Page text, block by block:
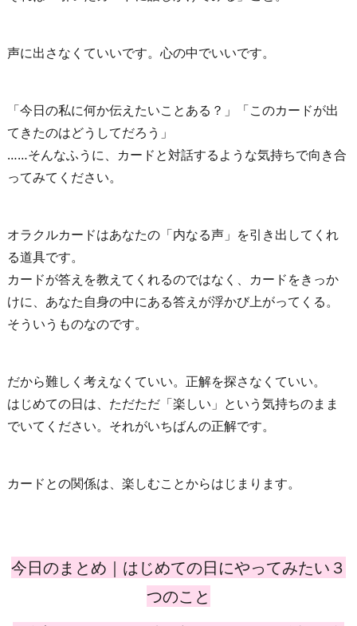
声に出さなくていいです。心の中でいいです。
「今日の私に何か伝えたいことある？」「このカードが出
てきたのはどうしてだろう」
……そんなふうに、カードと対話するような気持ちで向き合
ってみてください。
オラクルカードはあなたの「内なる声」を引き出してくれ
る道具です。
カードが答えを教えてくれるのではなく、カードをきっか
けに、あなた自身の中にある答えが浮かび上がってくる。
そういうものなのです。
だから難しく考えなくていい。正解を探さなくていい。
はじめての日は、ただただ「楽しい」という気持ちのまま
でいてください。それがいちばんの正解です。
カードとの関係は、楽しむことからはじまります。
今日のまとめ｜はじめての日にやってみたい３
つのこと